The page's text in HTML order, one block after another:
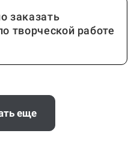
заказать
творческой работе
оплачивать
еще